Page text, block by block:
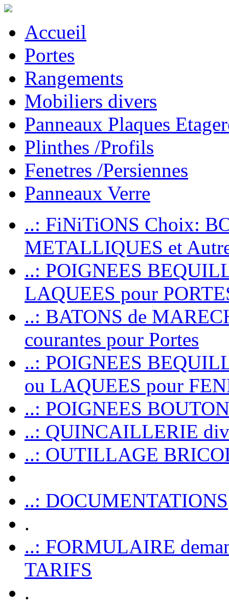
Accueil
Portes
Rangements
Mobiliers divers
Panneaux Plaques
Plinthes /Profils
Fenetres /Persiennes
Panneaux Verre
..: FiNiTiONS Choix:
METALLIQUES et
..: POIGNEES
LAQUEES pour
..: BATONS de
courantes pour Portes
..: POIGNEES
ou LAQUEES pour
..: POIGNEES
..: QUINCAILLERIE
..: OUTILLAGE
..: DOCUMENTATIONS
.
..: FORMULAIRE
TARIFS
.